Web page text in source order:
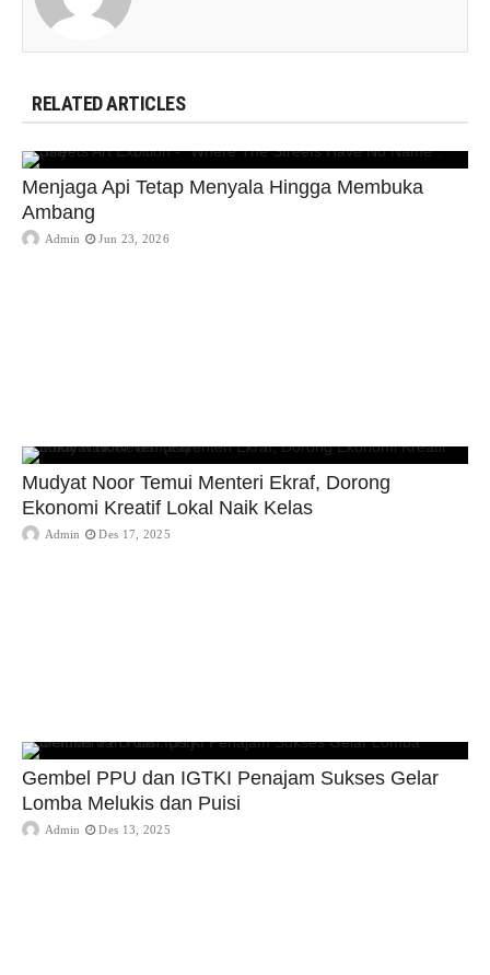
RELATED ARTICLES
Menjaga Api Tetap Menyala Hingga Membuka
Ambang
Admin Jun 23, 2026
Mudyat Noor Temui Menteri Ekraf, Dorong
Ekonomi Kreatif Lokal Naik Kelas
Admin Des 17, 2025
Gembel PPU dan IGTKI Penajam Sukses Gelar
Lomba Melukis dan Puisi
Admin Des 13, 2025